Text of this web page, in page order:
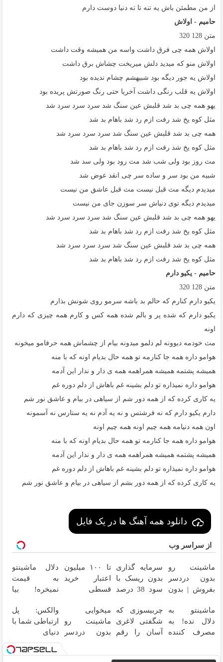
از من مطمئن باش یه تنه تا ته دنیا دوست دارم
حامیم - اولاش
متن 128
320
اولاش همه چی فرق داشت واسه من همیشه وقت داشت
اولاش منو که میدید دلش میریخت چشاش برق داشت
اولاش یه جور دیگه بود شبیهشم چشام ندیده بود
اولاش یه قلب رنگی داشت آخریا حتی رنگ صورتش پریده بود
یهو همه چی بد شد قلبش عین سنگ شد سرد سرد سرد شد
مثل کوه یخ شد رفت ازم رد شد باهام بد شد
همه چی بد شد قلبش عین سنگ شد سرد سرد سرد شد
مثل کوه یخ شد رفت ازم رد شد باهام بد شد
مث روز بود ولی شب شد مث رود بود ولی سد شد
شبیه من بود سر و ساده سر چی انقد عوض شد
میدیدم دیگه مث قبل نیست مث قبل عاشق من نیست
میدیدم دیگه توی دنیاش سر سوزن جای من نیست
یهو همه چی بد شد قلبش عین سنگ شد سرد سرد سرد شد
مثل کوه یخ شد رفت ازم رد شد باهام بد شد
همه چی بد شد قلبش عین سنگ شد سرد سرد سرد شد
مثل کوه یخ شد رفت ازم رد شد باهام بد شد
حامیم - یکیو دارم
متن 128
320
یکیو دارم کنارم که حالم بد باشه سرمو روی شونش بذارم
یکیو دارم که شده پر و بالم شده همه کس و کارم همه چیزی که دارم
اونه
مث خودمه دیوونه لم دلمو میدونه بیام از چشماش همه حرفامو میخونه
هوامو داره همه جا کنارمه تو همه حال بدیام اونه که با منه
همیشه پشتمه همیشه همراهمه همه ی دار و ندار این آدمه
هوامو داره نمیذاره تو دلم بشینه غم باهاش از دلم دوره غم
یه کاری کرده که از همه دور شم از سیاهی در بیام و عاشق نور شم
دارم یکیو دارم که نه فرشتس و نه یه آدم نه یه ستارس نه آسمونه
اون همه دنیامه همه چیم اونه همه چیم اونه
هوامو داره همه جا کنارمه تو همه حال بدیام اونه که با منه
همیشه پشتمه همیشه همراهمه همه ی دار و ندار این آدمه
هوامو داره نمیذاره تو دلم بشینه غم باهاش از دلم دوره غم
یه کاری کرده که از همه دور بشم از سیاهی در بیام و عاشق نور شم
دانلود همه آهنگ ها در یک فایل
از سراسر وب
ماشینت رو
بدون دردسر
بفروش | بدون
سرمایه گذاری
بدون ریسک با
سود 38 درصد
تا ۱۰۰ میلیون
اعتبار خرید
قسطی
دلال ماشینتو
به قیمت
نمیخره! بیا
بفروش*فقط
خریدار واقعی*
ماشینتو به
دلال نده! به
مصرف کننده
پاسخ به یک
چربیسوزی که
شگفتی لاغری
آسان را رقم
میخوایی
ماشینت رو
بدون دردسر
بدون کمیسیون
والکس: پل
ارتباطی شما با
دنیای
سرمایه‌گذاری
دیجیتال